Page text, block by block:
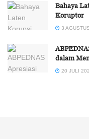
Bahaya
Koruptor
3
dalam
20 JULI